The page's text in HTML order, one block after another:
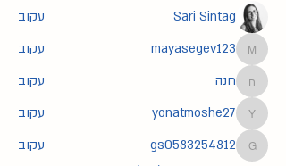
Sari Sintag עקוב
mayasegev123
mayasegev123 עקוב
חנהחנה עקוב
yonatmoshe27
yonatmoshe27 עקוב
gs0583254812
gs0583254812
עקוב